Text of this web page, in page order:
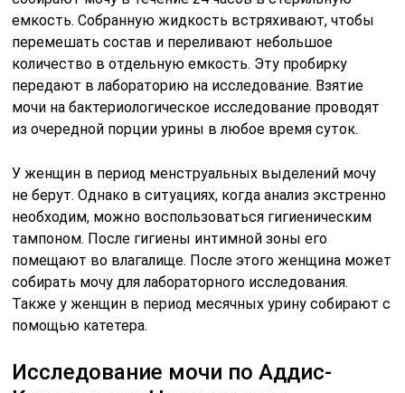
собирать мочу для лабораторного исследования.
Также у женщин в период месячных урину собирают с
помощью катетера.
Исследование мочи по Аддис-
Каковскому, Нечипоренко,
Для диагностирования многих патологических
процессов, которые происходят в человеческом
организме, помимо клинических и биохимических
анализов используются специфические методы.При
некоторых заболеваниях почек, мочевыделительной,
сердечно-сосудистой и эндокринной системы
требуется проведение дополнительных проб мочи —
по Нечипоренко, Зимницкому или Аддис-
Каковскому.Каждая из них повышает точность
диагноза и играет важную роль в назначении